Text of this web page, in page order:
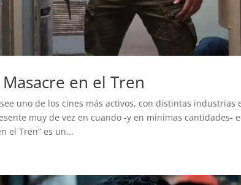
en el Tren
uno de los cines más activos, con distintas industrias
muy de vez en cuando -y en mínimas cantidades-
el Tren” es un...